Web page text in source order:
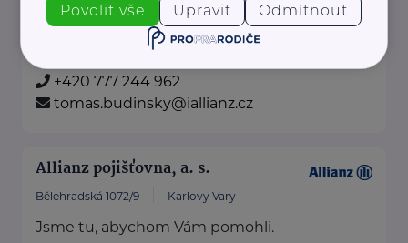
https://www.allianz.cz/cs_CZ/pobocky-
+420 777 244 962
tomas.budinsky@iallianz.cz
Allianz pojišťovna, a. s.
Bělehradská 1072/9 Karlovy Vary
Jsme tu, abychom Vám pomohli.
Povolit vše Upravit Odmítnout